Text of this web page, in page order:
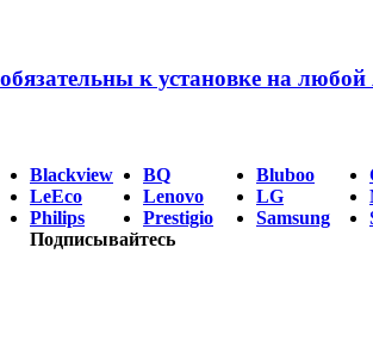
к установке на
Blackview BQ Bluboo
LeEco Lenovo LG
Philips Prestigio Samsung
Подписывайтесь